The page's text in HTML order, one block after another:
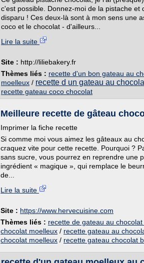
c'est possible. Donnez-moi de la pistache
disparu ! Ces deux-là sont à mon sens une
coco et le chocolat - d'ailleurs...
Lire la suite
Site : http://liliebakery.fr
Thèmes liés : recette d'un bon gateau au
moelleux / recette d un gateau au
recette gateau coco chocolat
Meilleure recette de gâteau
Imprimer la fiche recette
Si comme moi vous aimez les gâteaux au
craquez vite pour cette recette. Pourquoi ?
sans sucre, vous pourrez en reprendre une
ingrédient « magique », qui remplace le
de...
Lire la suite
Site : https://www.hervecuisine.com
Thèmes liés : recette de gateau au
chocolat moelleux / recette gateau au
chocolat moelleux / recette gateau chocolat